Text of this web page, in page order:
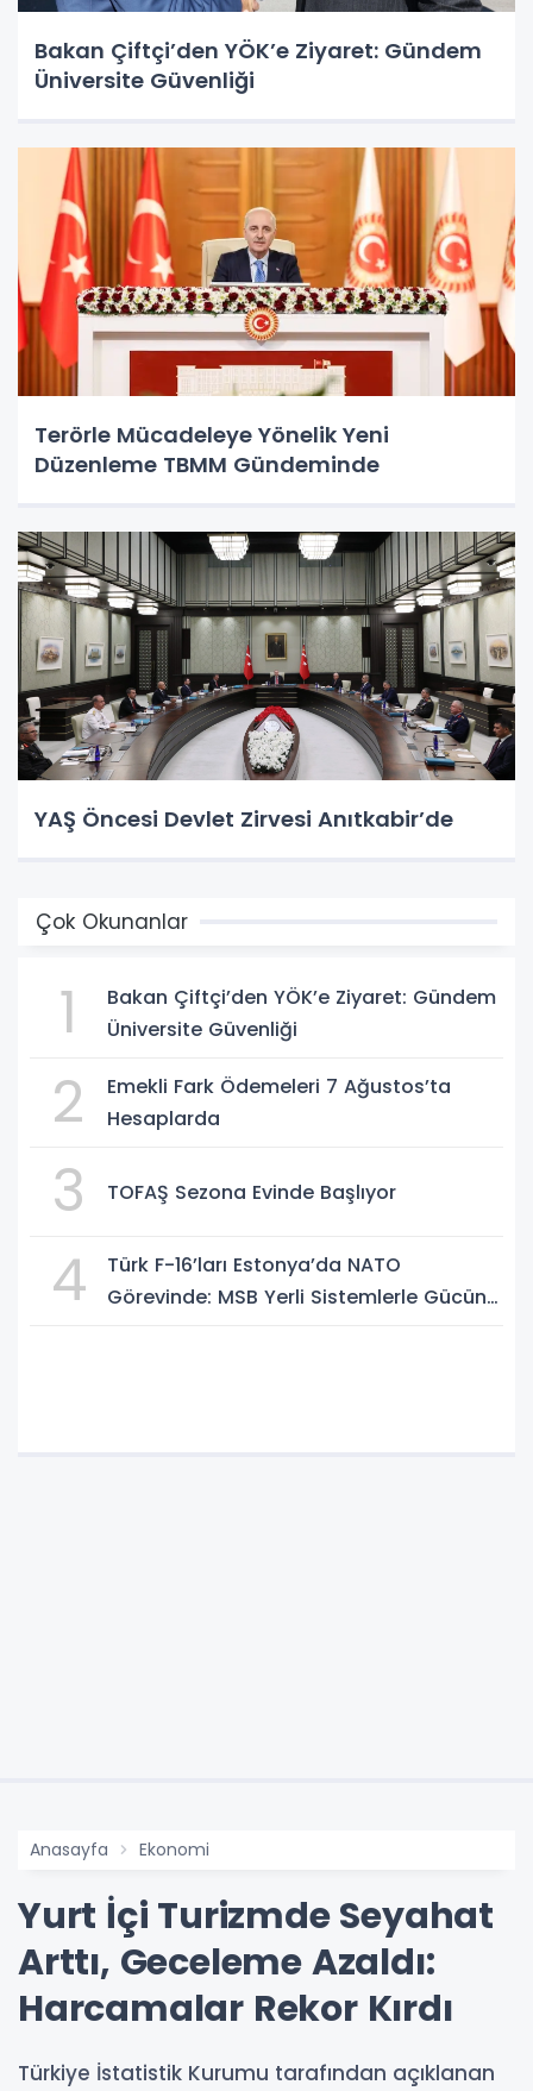
Bakan Çiftçi’den YÖK’e Ziyaret: Gündem
Üniversite Güvenliği
Terörle Mücadeleye Yönelik Yeni
Düzenleme TBMM Gündeminde
YAŞ Öncesi Devlet Zirvesi Anıtkabir’de
Çok Okunanlar
1
Bakan Çiftçi’den YÖK’e Ziyaret: Gündem
Üniversite Güvenliği
2
Emekli Fark Ödemeleri 7 Ağustos’ta
Hesaplarda
3 TOFAŞ Sezona Evinde Başlıyor
4
Türk F-16’ları Estonya’da NATO
Görevinde: MSB Yerli Sistemlerle Gücünü
Anasayfa Ekonomi
Yurt İçi Turizmde Seyahat
Arttı, Geceleme Azaldı:
Harcamalar Rekor Kırdı
Türkiye İstatistik Kurumu tarafından açıklanan